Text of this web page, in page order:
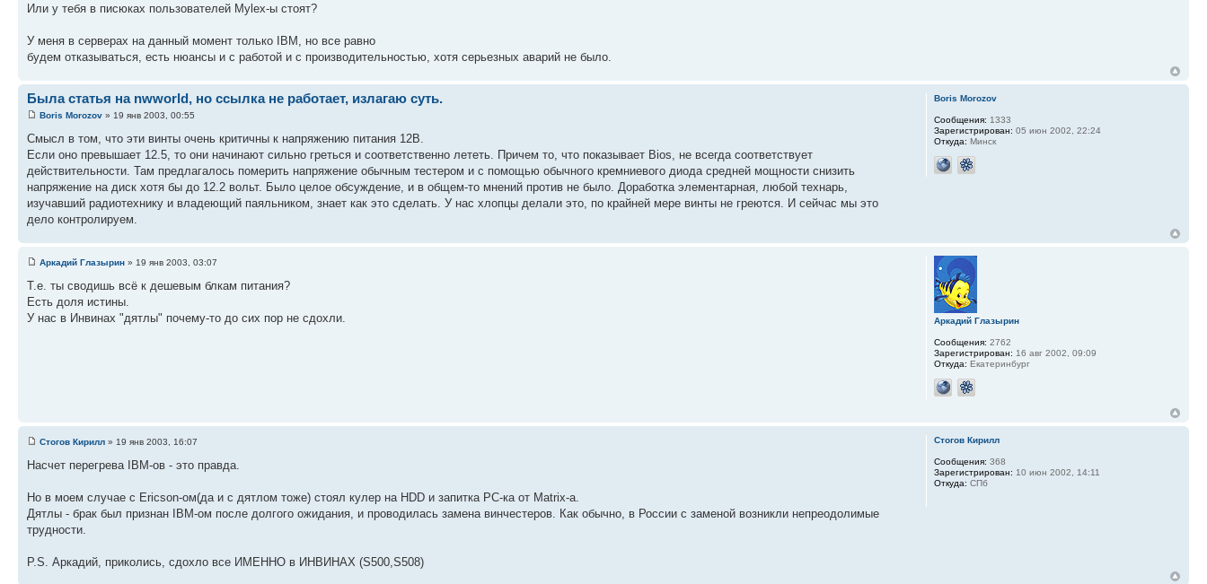
Или у тебя в писюках пользователей Mylex-ы стоят?
У меня в серверах на данный момент только IBM, но все равно
будем отказываться, есть нюансы и с работой и с производительностью, хотя серьезных аварий не было.
Была статья на nwworld, но ссылка не работает, излагаю суть.
Boris Morozov » 19 янв 2003, 00:55
Смысл в том, что эти винты очень критичны к напряжению питания 12В.
Если оно превышает 12.5, то они начинают сильно греться и соответственно лететь. Причем то, что показывает Bios, не всегда соответствует
действительности. Там предлагалось померить напряжение обычным тестером и с помощью обычного кремниевого диода средней мощности снизить
напряжение на диск хотя бы до 12.2 вольт. Было целое обсуждение, и в общем-то мнений против не было. Доработка элементарная, любой технарь,
изучавший радиотехнику и владеющий паяльником, знает как это сделать. У нас хлопцы делали это, по крайней мере винты не греются. И сейчас мы это
дело контролируем.
Boris Morozov
Сообщения: 1333
Зарегистрирован: 05 июн 2002, 22:24
Откуда: Минск
Аркадий Глазырин » 19 янв 2003, 03:07
Т.е. ты сводишь всё к дешевым блкам питания?
Есть доля истины.
У нас в Инвинах "дятлы" почему-то до сих пор не сдохли.
Аркадий Глазырин
Сообщения: 2762
Зарегистрирован: 16 авг 2002, 09:09
Откуда: Екатеринбург
Стогов Кирилл » 19 янв 2003, 16:07
Насчет перегрева IBM-ов - это правда.
Но в моем случае с Ericson-ом(да и с дятлом тоже) стоял кулер на HDD и запитка PC-ка от Matrix-а.
Дятлы - брак был признан IBM-ом после долгого ожидания, и проводилась замена винчестеров. Как обычно, в России с заменой возникли непреодолимые
трудности.
P.S. Аркадий, приколись, сдохло все ИМЕННО в ИНВИНАХ (S500,S508)
Стогов Кирилл
Сообщения: 368
Зарегистрирован: 10 июн 2002, 14:11
Откуда: СПб